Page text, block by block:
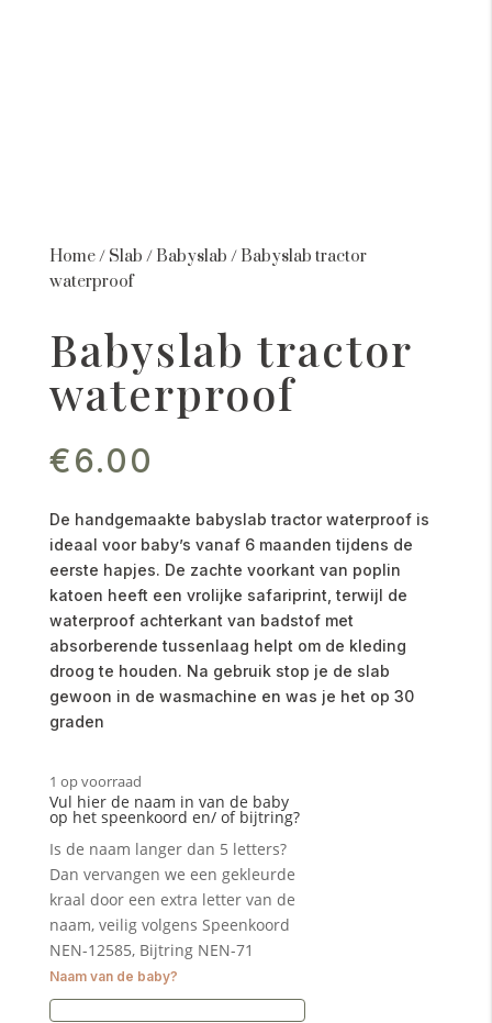
Home/ Slab / Babyslab / Babyslab tractor
waterproof
Babyslab tractor
waterproof
€6.00
De handgemaakte babyslab tractor waterproof is
ideaal voor baby’s vanaf 6 maanden tijdens de
eerste hapjes. De zachte voorkant van poplin
katoen heeft een vrolijke safariprint, terwijl de
waterproof achterkant van badstof met
absorberende tussenlaag helpt om de kleding
droog te houden. Na gebruik stop je de slab
gewoon in de wasmachine en was je het op 30
graden
1 op voorraad
Vul hier de naam in van de baby
op het speenkoord en/ of bijtring?
Is de naam langer dan 5 letters?
Dan vervangen we een gekleurde
kraal door een extra letter van de
naam, veilig volgens Speenkoord
NEN-12585, Bijtring NEN-71
Naam van de baby?